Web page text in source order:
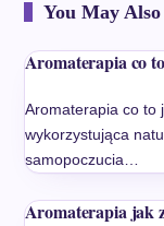
You May
Aromaterapia co
Aromaterapia co to
wykorzystująca
samopoczucia…
Aromaterapia jak